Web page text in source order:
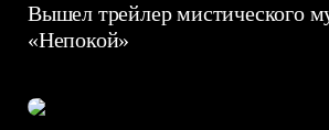
Вышел трейлер мистического
«Непокой»